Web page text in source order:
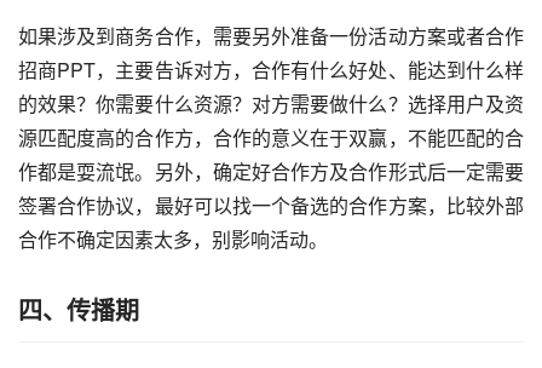
如果涉及到商务合作，需要另外准备一份活动方案或者合作
招商PPT， 主要告诉对方，合作有什么好处、能达到什么样
的效果？你需要什么资源？对方需要做什么？选择用户及资
源匹配度高的合作方，合作的意义在于双赢，不能匹配的合
作都是耍流氓。另外，确定好合作方及合作形式后一定需要
签署合作协议，最好可以找一个备选的合作方案，比较外部
合作不确定因素太多，别影响活动。
四、传播期